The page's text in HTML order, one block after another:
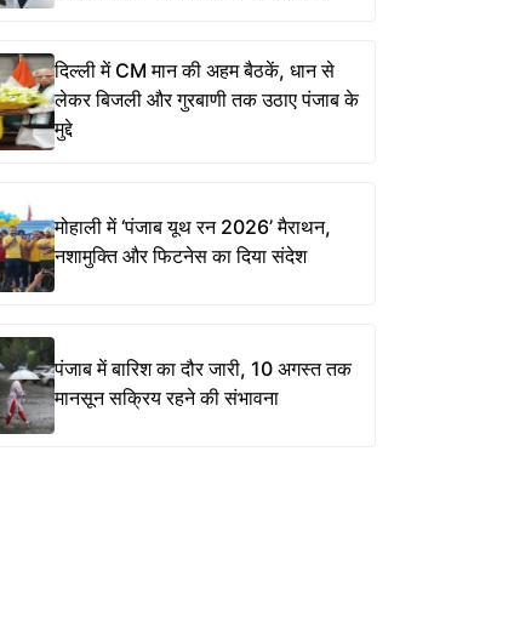
दिल्ली में CM मान की अहम बैठकें, धान से
लेकर बिजली और गुरबाणी तक उठाए पंजाब के
मुद्दे
मोहाली में ‘पंजाब यूथ रन 2026’ मैराथन,
नशामुक्ति और फिटनेस का दिया संदेश
पंजाब में बारिश का दौर जारी, 10 अगस्त तक
मानसून सक्रिय रहने की संभावना